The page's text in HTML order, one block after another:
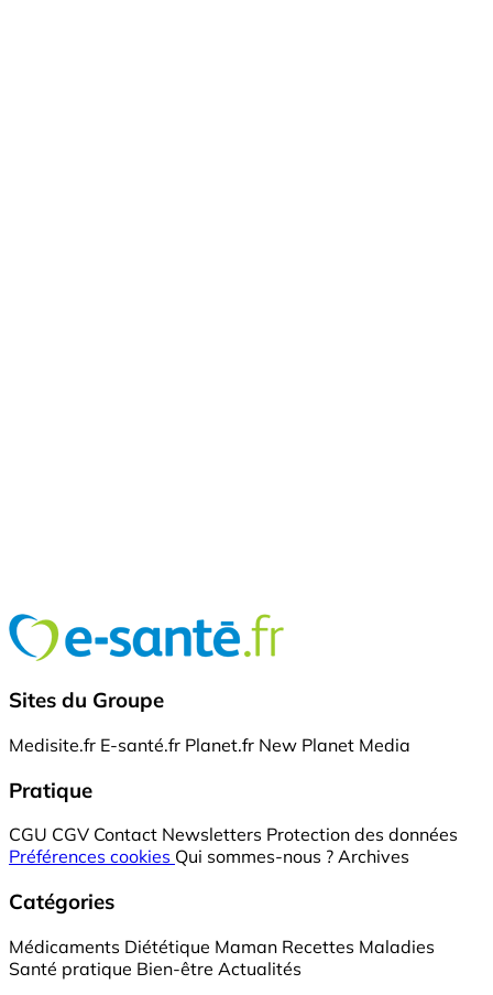
Sites du Groupe
Medisite.fr E-santé.fr Planet.fr New Planet Media
Pratique
CGU CGV Contact Newsletters Protection des données
Préférences cookies Qui sommes-nous ? Archives
Catégories
Médicaments Diététique Maman Recettes Maladies
Santé pratique Bien-être Actualités